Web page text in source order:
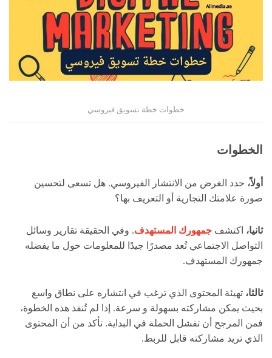
خطوات خطة تسويق فيروسي
الخطوات
أولاً، حدد الغرض من الانتشار الفيروسي. هل تسعى لتحسين
صورة علامتك التجارية أو التعريف بها؟
ثانيا، اكتشف جمهورك المستهدف. وفي الحقيقة تقارير وسائل
التواصل الاجتماعي تُعد مصدرًا جيدًا للمعلومات حول ما يفضله
جمهورك المستهدف.
ثالثا، تهيئة المحتوى الذي ترغب في انتشاره على نطاق واسع
بحيث يمكن مشاركته بسهولة و سرعة. إذا لم تُنفذ هذه الخطوة،
فمن المرجح أن تفشل الحملة في البداية. تأكد من أن المحتوى
الذي تريد مشاركته قابل للربط.